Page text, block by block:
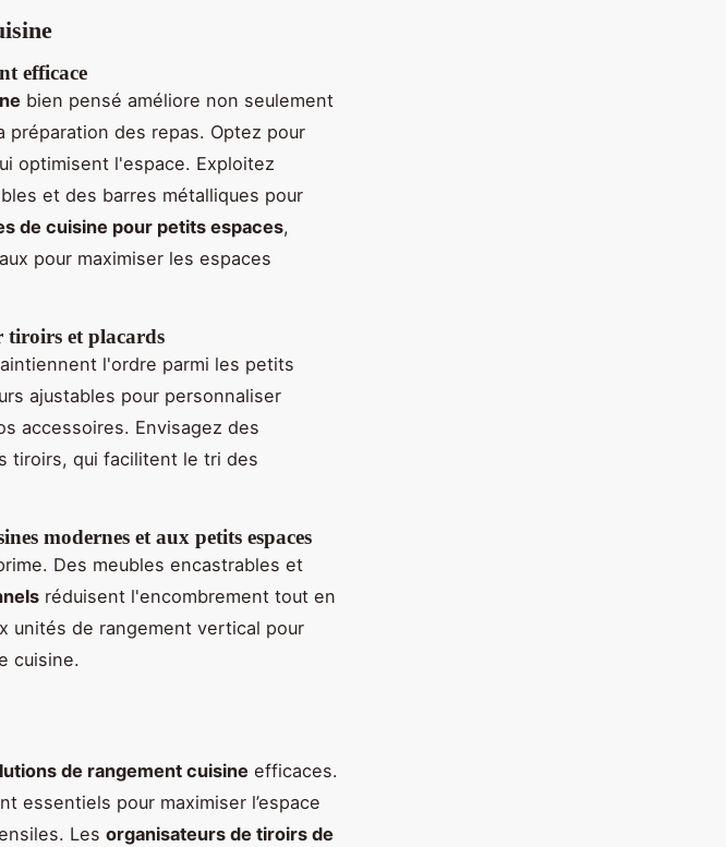
efficace
bien pensé améliore non seulement
préparation des repas. Optez pour
optimisent l'espace. Exploitez
et des barres métalliques pour
de cuisine pour petits espaces,
pour maximiser les espaces
tiroirs et placards
l'ordre parmi les petits
ajustables pour personnaliser
accessoires. Envisagez des
tiroirs, qui facilitent le tri des
modernes et aux petits espaces
Des meubles encastrables et
réduisent l'encombrement tout en
unités de rangement vertical pour
cuisine.
de rangement cuisine efficaces.
essentiels pour maximiser l’espace
Les organisateurs de tiroirs de